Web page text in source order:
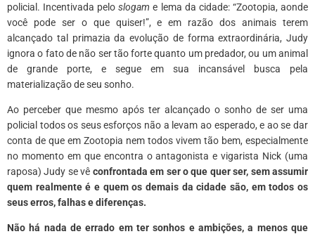
policial. Incentivada peloslogam e lema da cidade: “Zootopia, aonde
você pode ser o que quiser!”, e em razão dos animais terem
alcançado tal primazia da evolução de forma extraordinária, Judy
ignora o fato de não ser tão forte quanto um predador, ou um animal
de grande porte, e segue em sua incansável busca pela
materialização de seu sonho.
Ao perceber que mesmo após ter alcançado o sonho de ser uma
policial todos os seus esforços não a levam ao esperado, e ao se dar
conta de que em Zootopia nem todos vivem tão bem, especialmente
no momento em que encontra o antagonista e vigarista Nick (uma
raposa) Judy se vê confrontada em ser o que quer ser, sem assumir
quem realmente é e quem os demais da cidade são, em todos os
seus erros, falhas e diferenças.
Não há nada de errado em ter sonhos e ambições, a menos que